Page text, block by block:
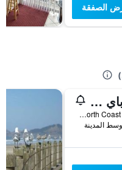
الصفقة
ترافلودج باي ويندام نيوبورت
1311 North Coast Highway, نيوبورت (ولاية أوريغون), OR, الولايات المتحدة الأميريكية